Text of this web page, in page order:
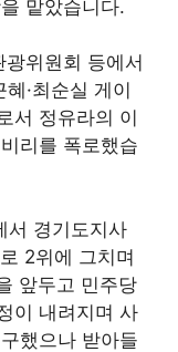
맡았습니다.
위원회 등에서
·최순실 게이
서 정유라의 이
리를 폭로했습
서 경기도지사
2위에 그치며
앞두고 민주당
이 내려지며 사
했으나 받아들